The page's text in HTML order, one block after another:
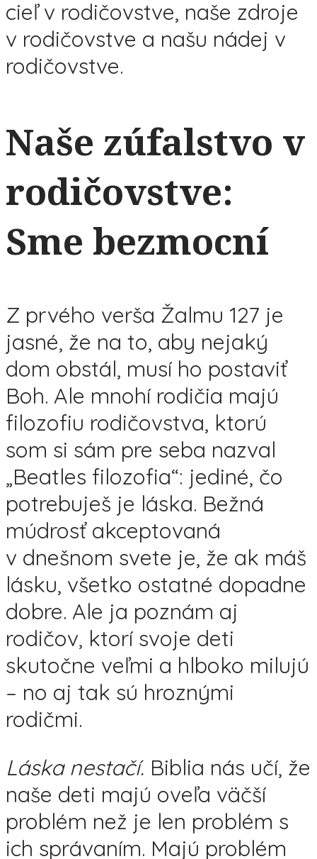
cieľ v rodičovstve, naše zdroje
v rodičovstve a našu nádej v
rodičovstve.
Naše zúfalstvo v
rodičovstve:
Sme bezmocní
Z prvého verša Žalmu 127 je
jasné, že na to, aby nejaký
dom obstál, musí ho postaviť
Boh. Ale mnohí rodičia majú
filozofiu rodičovstva, ktorú
som si sám pre seba nazval
„Beatles filozofia“: jediné, čo
potrebuješ je láska. Bežná
múdrosť akceptovaná
v dnešnom svete je, že ak máš
lásku, všetko ostatné dopadne
dobre. Ale ja poznám aj
rodičov, ktorí svoje deti
skutočne veľmi a hlboko milujú
– no aj tak sú hroznými
rodičmi.
Láska nestačí. Biblia nás učí, že
naše deti majú oveľa väčší
problém než je len problém s
ich správaním. Majú problém